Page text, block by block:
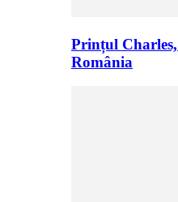
Prințul
România